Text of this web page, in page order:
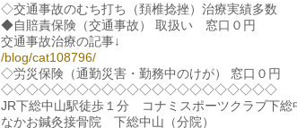
◇交通事故のむち打ち（頚椎捻挫）治療実績多数
◆自賠責保険（交通事故） 取扱い 窓口０円
交通事故治療の記事↓
/blog/cat108796/
◇労災保険（通勤災害・勤務中のけが） 窓口０円
◇◇◇◇◇◇◇◇◇◇◇◇◇◇◇◇◇◇◇◇◇◇
JR下総中山駅徒歩１分 コナミスポーツクラブ下総
なかお鍼灸接骨院 下総中山（分院）